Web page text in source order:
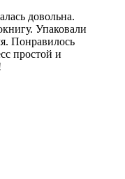
довольна.
Упаковали
Понравилось
простой и